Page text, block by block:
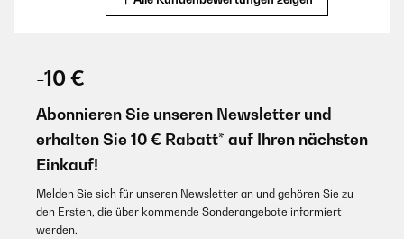
Amazon user
Übersetzen
GEPRÜFTE BEWERTUNG
-10 €
Abonnieren Sie unseren Newsletter und
erhalten Sie 10 € Rabatt* auf Ihren nächsten
Einkauf!
Melden Sie sich für unseren Newsletter an und gehören Sie zu
den Ersten, die über kommende Sonderangebote informiert
werden.